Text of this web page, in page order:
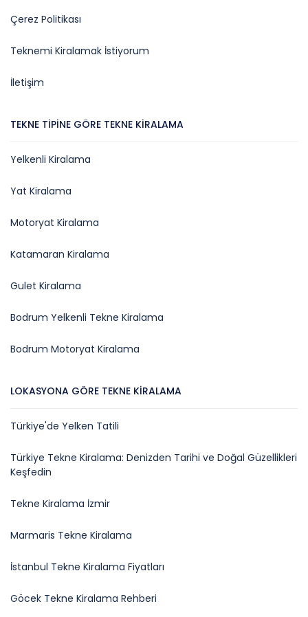
Çerez Politikası
Teknemi Kiralamak İstiyorum
İletişim
TEKNE TIPINE GÖRE TEKNE KIRALAMA
Yelkenli Kiralama
Yat Kiralama
Motoryat Kiralama
Katamaran Kiralama
Gulet Kiralama
Bodrum Yelkenli Tekne Kiralama
Bodrum Motoryat Kiralama
LOKASYONA GÖRE TEKNE KIRALAMA
Türkiye'de Yelken Tatili
Türkiye Tekne Kiralama: Denizden Tarihi ve Doğal Güzellikleri
Keşfedin
Tekne Kiralama İzmir
Marmaris Tekne Kiralama
İstanbul Tekne Kiralama Fiyatları
Göcek Tekne Kiralama Rehberi